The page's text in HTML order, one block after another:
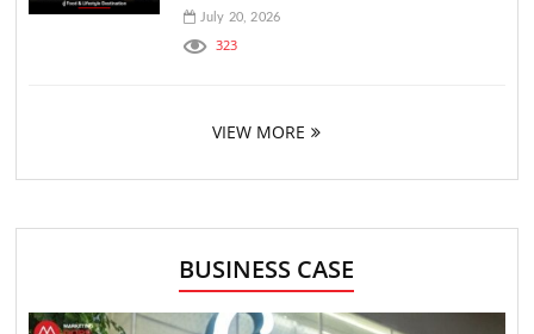
July 20, 2026
323
VIEW MORE
BUSINESS CASE